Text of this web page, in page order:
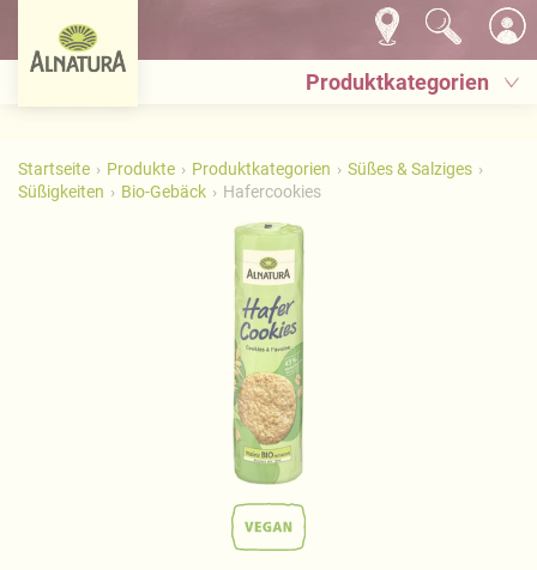
Produktkategorien
Startseite Produkte Produktkategorien
Süßes & Salziges
Süßigkeiten
Bio-Gebäck Hafercookies